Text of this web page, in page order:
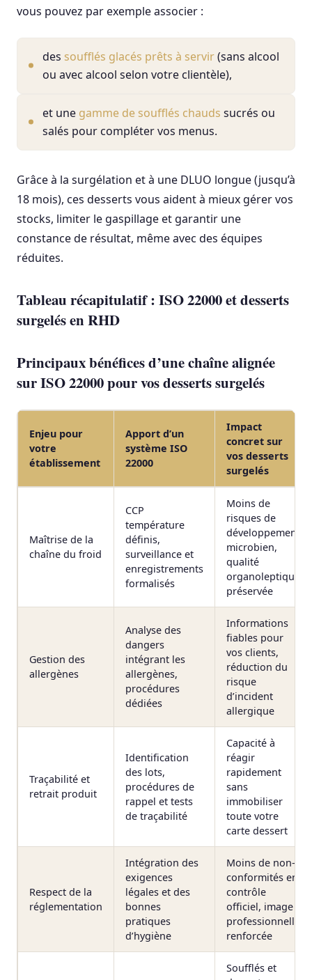
vous pouvez par exemple associer :
des soufflés glacés prêts à servir(sans alcool
ou avec alcool selon votre clientèle),
et une gamme de soufflés chauds sucrés ou
salés pour compléter vos menus.
Grâce à la surgélation et à une DLUO longue (jusqu’à
18 mois), ces desserts vous aident à mieux gérer vos
stocks, limiter le gaspillage et garantir une
constance de résultat, même avec des équipes
réduites.
Tableau récapitulatif : ISO 22000 et desserts
surgelés en RHD
Principaux bénéfices d’une chaîne alignée
sur ISO 22000 pour vos desserts surgelés
Enjeu pour
votre
établissement
Apport d’un
système ISO
22000
Impact
concret sur
vos desserts
surgelés
Maîtrise de la
chaîne du froid
CCP
température
définis,
surveillance et
enregistrements
formalisés
Moins de
risques de
développement
microbien,
qualité
organoleptique
préservée
Gestion des
allergènes
Analyse des
dangers
intégrant les
allergènes,
procédures
dédiées
Informations
fiables pour
vos clients,
réduction du
risque
d’incident
allergique
Traçabilité et
retrait produit
Identification
des lots,
procédures de
rappel et tests
de traçabilité
Capacité à
réagir
rapidement
sans
immobiliser
toute votre
carte dessert
Respect de la
réglementation
Intégration des
exigences
légales et des
bonnes
pratiques
d’hygiène
Moins de non-
conformités en
contrôle
officiel, image
professionnelle
renforcée
Soufflés et